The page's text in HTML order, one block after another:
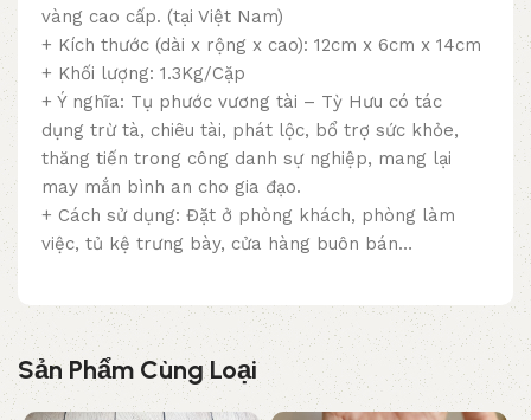
vàng cao cấp. (tại Việt Nam)
+ Kích thước (dài x rộng x cao): 12cm x 6cm x 14cm
+ Khối lượng: 1.3Kg/Cặp
+ Ý nghĩa: Tụ phước vương tài – Tỳ Hưu có tác
dụng trừ tà, chiêu tài, phát lộc, bổ trợ sức khỏe,
thăng tiến trong công danh sự nghiệp, mang lại
may mắn bình an cho gia đạo.
+ Cách sử dụng: Đặt ở phòng khách, phòng làm
việc, tủ kệ trưng bày, cửa hàng buôn bán…
Sản Phẩm Cùng Loại